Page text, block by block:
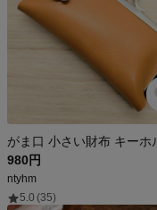
980円
ntyhm
5.0 (35)